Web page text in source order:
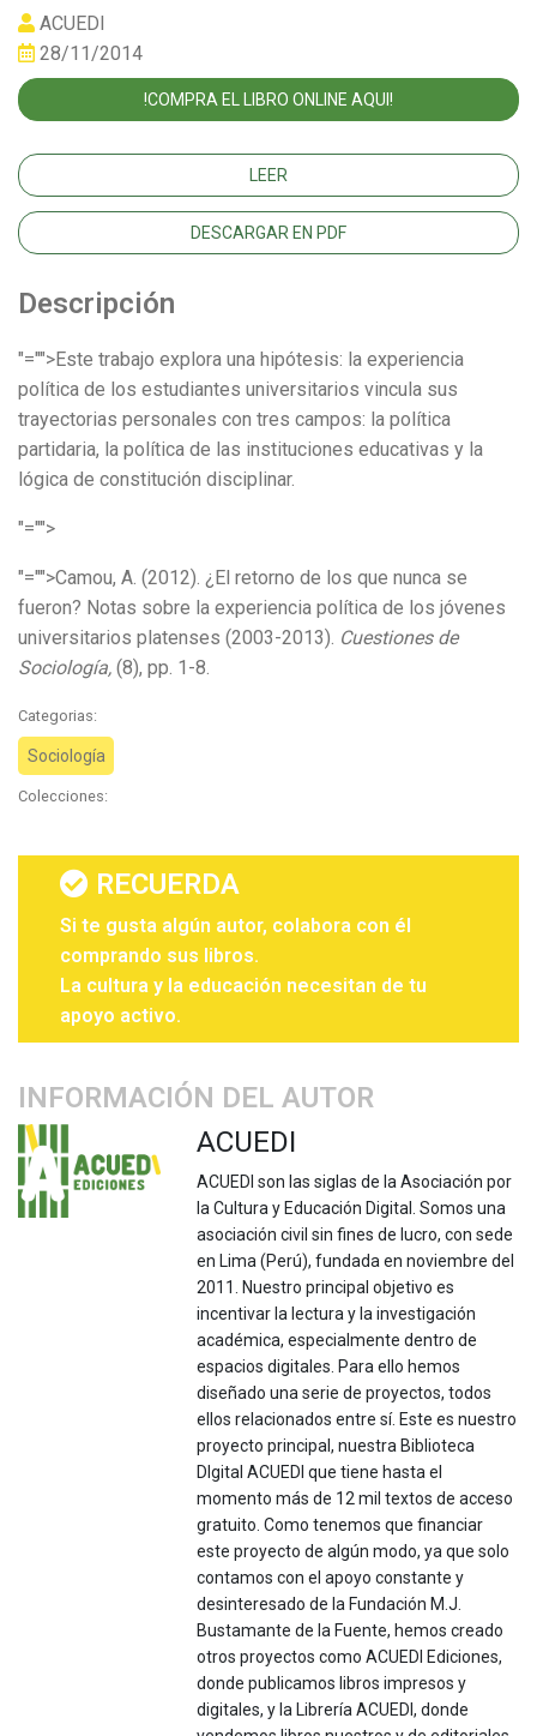
ACUEDI
28/11/2014
!COMPRA EL LIBRO ONLINE AQUI!
LEER
DESCARGAR EN PDF
Descripción
"="">Este trabajo explora una hipótesis: la experiencia
política de los estudiantes universitarios vincula sus
trayectorias personales con tres campos: la política
partidaria, la política de las instituciones educativas y la
lógica de constitución disciplinar.
"="">
"="">Camou, A. (2012). ¿El retorno de los que nunca se
fueron? Notas sobre la experiencia política de los jóvenes
universitarios platenses (2003-2013). Cuestiones de
Sociología, (8), pp. 1-8.
Categorias:
Sociología
Colecciones:
RECUERDA
Si te gusta algún autor, colabora con él
comprando sus libros.
La cultura y la educación necesitan de tu
apoyo activo.
INFORMACIÓN DEL AUTOR
ACUEDI
ACUEDI son las siglas de la Asociación por
la Cultura y Educación Digital. Somos una
asociación civil sin fines de lucro, con sede
en Lima (Perú), fundada en noviembre del
2011. Nuestro principal objetivo es
incentivar la lectura y la investigación
académica, especialmente dentro de
espacios digitales. Para ello hemos
diseñado una serie de proyectos, todos
ellos relacionados entre sí. Este es nuestro
proyecto principal, nuestra Biblioteca
DIgital ACUEDI que tiene hasta el
momento más de 12 mil textos de acceso
gratuito. Como tenemos que financiar
este proyecto de algún modo, ya que solo
contamos con el apoyo constante y
desinteresado de la Fundación M.J.
Bustamante de la Fuente, hemos creado
otros proyectos como ACUEDI Ediciones,
donde publicamos libros impresos y
digitales, y la Librería ACUEDI, donde